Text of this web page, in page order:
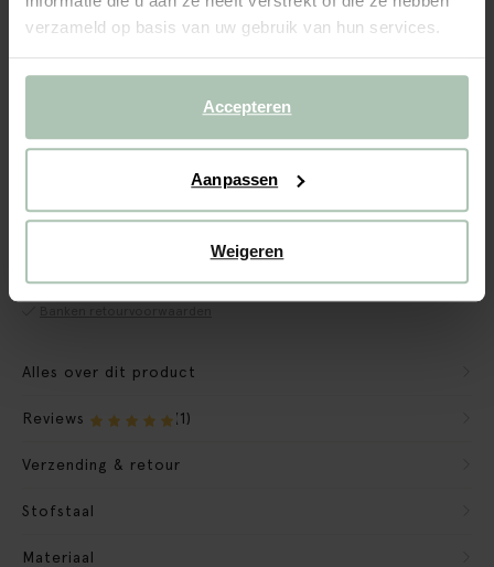
verzameld op basis van uw gebruik van hun services.
Accepteren
Aanpassen
Weigeren
CBW garantie
We maken de bank gebruiksklaar
Verpakkingsmateriaal nemen we mee
Alles over dit product
Reviews (1)
Verzending & retour
Stofstaal
Materiaal